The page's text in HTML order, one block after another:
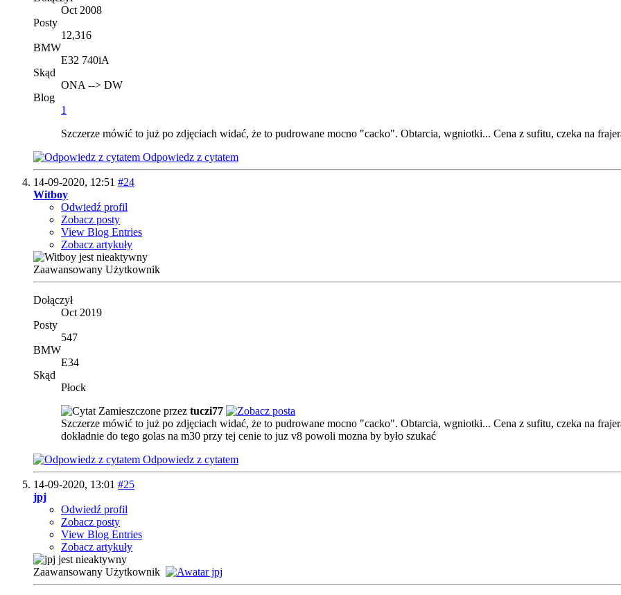
Oct 2008
Posty
12,316
BMW
E32 740iA
Skąd
ONA --> DW
Blog
1
Szczerze mówić to już po zdjęciach widać, że to pudrowane mocno "cacko". Obtarcia, wgniotki... Cena z sufitu, czeka na
Odpowiedz z cytatem
14-09-2020, 12:51 #24
Witboy
Odwiedź profil
Zobacz posty
View Blog Entries
Zobacz artykuły
Zaawansowany Użytkownik
Dołączył
Oct 2019
Posty
547
BMW
E34
Skąd
Płock
Zamieszczone przez tuczi77
Szczerze mówić to już po zdjęciach widać, że to pudrowane mocno "cacko". Obtarcia, wgniotki... Cena z sufitu, czeka na
dokładnie do tego golas na m30 przy tej cenie to juz v8 powoli mozna by było szukać
Odpowiedz z cytatem
14-09-2020, 13:01 #25
jpj
Odwiedź profil
Zobacz posty
View Blog Entries
Zobacz artykuły
Zaawansowany Użytkownik